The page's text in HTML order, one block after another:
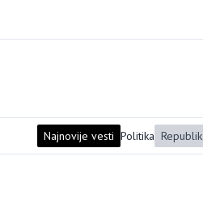
Najnovije vesti Politika